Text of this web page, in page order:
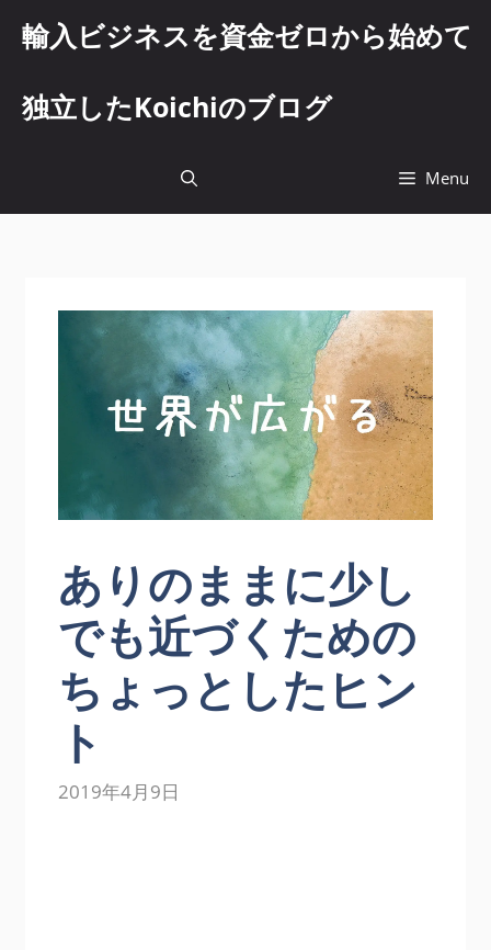
輸入ビジネスを資金ゼロから始めて
独立したKoichiのブログ
Menu
ありのままに少し
でも近づくための
ちょっとしたヒン
ト
2019年4月9日